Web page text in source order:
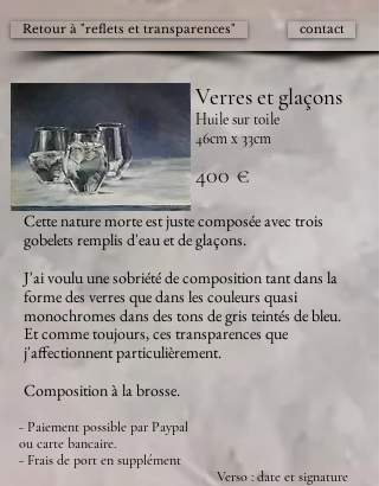
Retour à "reflets et transparences" contact
Verres et glaçons
Huile sur toile
46cm x 33cm
400 €
Cette nature morte est juste composée avec trois
gobelets remplis d'eau et de glaçons.
J'ai voulu une sobriété de composition tant dans la
forme des verres que dans les couleurs quasi
monochromes dans des tons de gris teintés de bleu.
Et comme toujours, ces transparences que
j'affectionnent particulièrement.
Composition à la brosse.
- Paiement possible par Paypal
ou carte bancaire.
- Frais de port en supplément
Verso : date et signature